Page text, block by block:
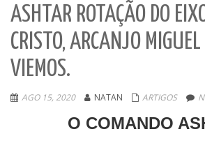
ASHTAR ROTAÇÃO DO
CRISTO, ARCANJO MIGUEL
VIEMOS.
AGO 15, 2020 NATAN ARTIGOS
O COMANDO